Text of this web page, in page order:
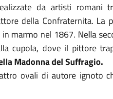
da artisti
della Confraternita. La
marmo nel 1867. Nella
cupola, dove il pittore
Madonna del Suffragio.
ovali di autore ignoto